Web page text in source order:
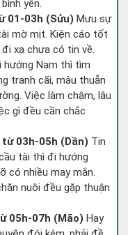
yên.
01-03h (Sửu) Mưu sự
mờ mịt. Kiện cáo tốt
xa chưa có tin về.
hướng Nam thì tìm
tranh cãi, mâu thuẫn
Việc làm chậm, lâu
gì đều cần chắc
03h-05h (Dần) Tin
tài thì đi hướng
có nhiều may mắn.
nuôi đều gặp thuận
05h-07h (Mão) Hay